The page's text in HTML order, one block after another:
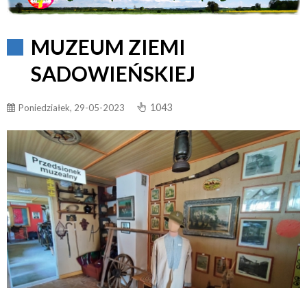
MUZEUM ZIEMI
SADOWIEŃSKIEJ
Poniedziałek, 29-05-2023 1043